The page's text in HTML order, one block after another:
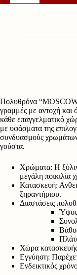
ποσότητα
Πολυθρόνα
γραμμές με αντοχή και
κάθε επαγγελματικό
με υφάσματα της
συνδυασμούς
γούστα.
Χρώματα: Η
μεγάλη ποικιλία
Κατασκευή:
ξηραντήριου.
Διαστάσεις
Ύψος
Χώρα
Εγγύηση:
Ενδεικτικός